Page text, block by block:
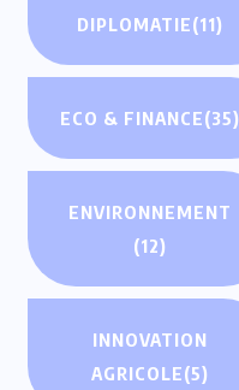
DIPLOMATIE(11)
ECO & FINANCE(35)
ENVIRONNEMENT
(12)
INNOVATION
AGRICOLE(5)